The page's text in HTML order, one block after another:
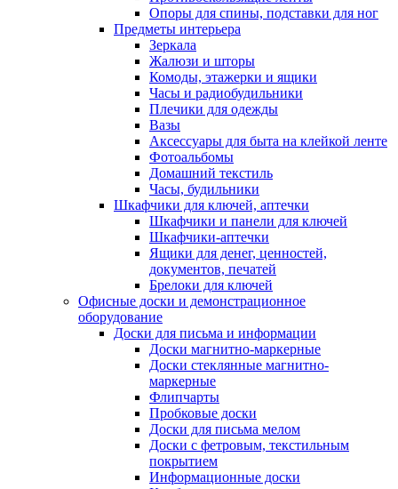
Опоры для спины, подставки для ног
Предметы интерьера
Зеркала
Жалюзи и шторы
Комоды, этажерки и ящики
Часы и радиобудильники
Плечики для одежды
Вазы
Аксессуары для быта на клейкой ленте
Фотоальбомы
Домашний текстиль
Часы, будильники
Шкафчики для ключей, аптечки
Шкафчики и панели для ключей
Шкафчики-аптечки
Ящики для денег, ценностей,
документов, печатей
Брелоки для ключей
Офисные доски и демонстрационное
оборудование
Доски для письма и информации
Доски магнитно-маркерные
Доски стеклянные магнитно-
маркерные
Флипчарты
Пробковые доски
Доски для письма мелом
Доски с фетровым, текстильным
покрытием
Информационные доски